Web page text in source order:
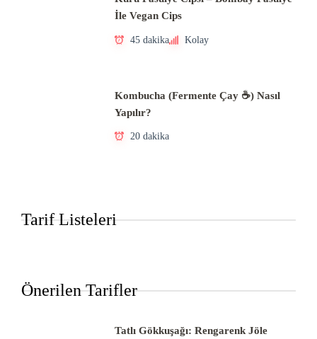
İle Vegan Cips
45 dakika Kolay
Kombucha (Fermente Çay ☕) Nasıl
Yapılır?
20 dakika
Tarif Listeleri
Önerilen Tarifler
Tatlı Gökkuşağı: Rengarenk Jöle